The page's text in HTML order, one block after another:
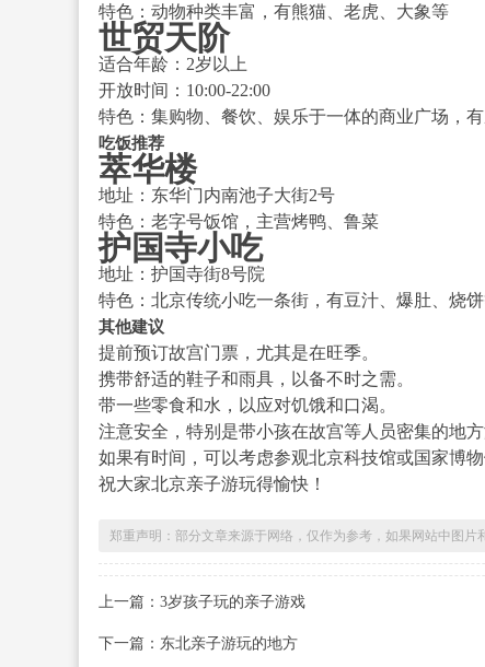
特色：动物种类丰富，有熊猫、老虎、大象等
世贸天阶
适合年龄：2岁以上
开放时间：10:00-22:00
特色：集购物、餐饮、娱乐于一体的商业广场，
吃饭推荐
萃华楼
地址：东华门内南池子大街2号
特色：老字号饭馆，主营烤鸭、鲁菜
护国寺小吃
地址：护国寺街8号院
特色：北京传统小吃一条街，有豆汁、爆肚、烧
其他建议
提前预订故宫门票，尤其是在旺季。
携带舒适的鞋子和雨具，以备不时之需。
带一些零食和水，以应对饥饿和口渴。
注意安全，特别是带小孩在故宫等人员密集的地方
如果有时间，可以考虑参观北京科技馆或国家博
祝大家北京亲子游玩得愉快！
郑重声明：部分文章来源于网络，仅作为参考，如果网站中图片
上一篇：3岁孩子玩的亲子游戏
下一篇：东北亲子游玩的地方